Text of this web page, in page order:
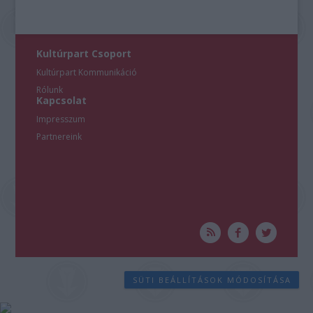
Kultúrpart Csoport
Kultúrpart Kommunikáció
Rólunk
Kapcsolat
Impresszum
Partnereink
SÜTI BEÁLLÍTÁSOK MÓDOSÍTÁSA